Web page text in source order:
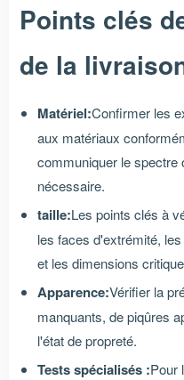
Points clés
de la
Matériel:Confirmer les
aux matériaux
communiquer le spectre
nécessaire.
taille:Les points clés à
les faces d'extrémité,
et les dimensions
Apparence:Vérifier la
manquants, de piqûres
l'état de propreté.
Tests spécialisés :Pour